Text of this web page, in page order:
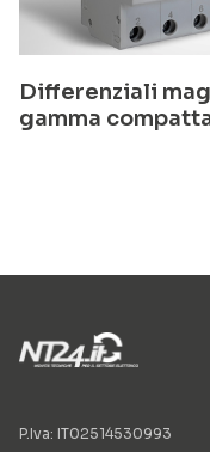
Differenziali
gamma
P.Iva: IT02514530993